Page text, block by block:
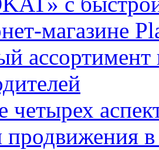
магазине
ассортимент
четырех
продвижения